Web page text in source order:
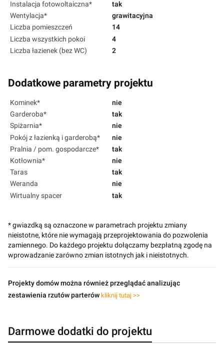
Instalacja fotowoltaiczna*
tak
Wentylacja*
grawitacyjna
Liczba pomieszczeń
14
Liczba wszystkich pokoi
4
Liczba łazienek (bez WC)
2
Dodatkowe parametry projektu
Kominek*
nie
Garderoba*
tak
Spiżarnia*
nie
Pokój z łazienką i garderobą*
nie
Pralnia / pom. gospodarcze*
tak
Kotłownia*
nie
Taras
tak
Weranda
nie
Wirtualny spacer
tak
* gwiazdką są oznaczone w parametrach projektu zmiany
nieistotne, które nie wymagają przeprojektowania do pozwolenia
zamiennego. Do każdego projektu dołączamy bezpłatną zgodę na
wprowadzanie zarówno zmian istotnych jak i nieistotnych.
Projekty domów można również przeglądać analizując
zestawienia rzutów parterów kliknij tutaj >>
Darmowe dodatki do projektu